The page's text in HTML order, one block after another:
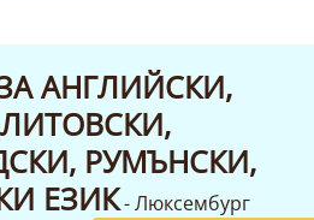
АНГЛИЙСКИ,
РУМЪНСКИ,
ЕЗИК- Люксембург